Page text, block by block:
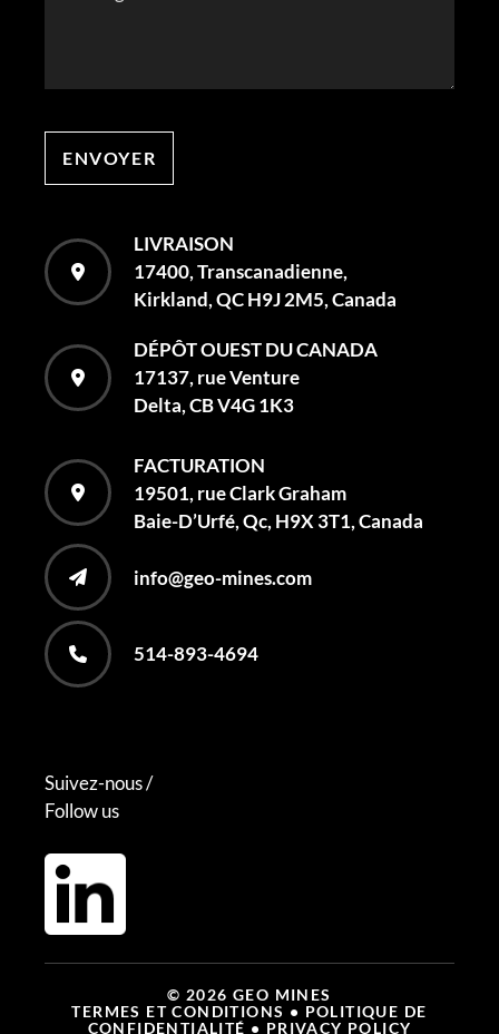
ENVOYER
514-893-4694
info@geo-mines.com
FACTURATION
19501, rue Clark Graham
Baie-D’Urfé, Qc, H9X 3T1, Canada
DÉPÔT OUEST DU CANADA
17137, rue Venture
Delta, CB V4G 1K3
LIVRAISON
17400, Transcanadienne,
Kirkland, QC H9J 2M5, Canada
Suivez-nous /
Follow us
© 2026 GEO MINES
TERMES ET CONDITIONS • POLITIQUE DE
CONFIDENTIALITÉ • PRIVACY POLICY